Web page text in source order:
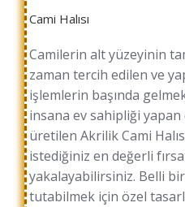
Cami Halısı
Camilerin alt yüzeyinin
zaman tercih edilen ve
işlemlerin başında
insana ev sahipliği
üretilen Akrilik Cami
istediğiniz en değerli
yakalayabilirsiniz. Belli
tutabilmek için özel